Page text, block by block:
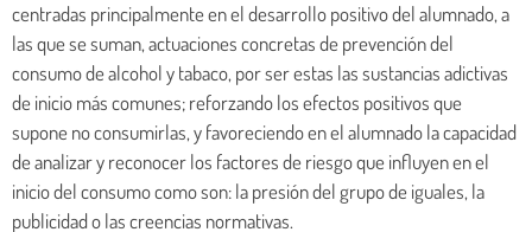
centradas principalmente en el desarrollo positivo del alumnado, a
las que se suman, actuaciones concretas de prevención del
consumo de alcohol y tabaco, por ser estas las sustancias adictivas
de inicio más comunes; reforzando los efectos positivos que
supone no consumirlas, y favoreciendo en el alumnado la capacidad
de analizar y reconocer los factores de riesgo que influyen en el
inicio del consumo como son: la presión del grupo de iguales, la
publicidad o las creencias normativas.